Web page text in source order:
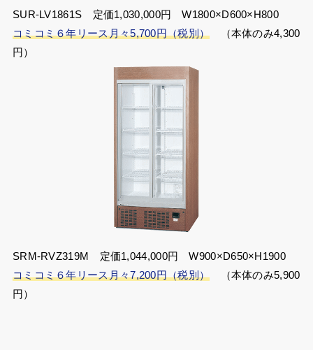
SUR-LV1861S 定価1,030,000円 W1800×D600×H800
コミコミ６年リース月々5,700円（税別） （本体のみ4,300
円）
SRM-RVZ319M 定価1,044,000円 W900×D650×H1900
コミコミ６年リース月々7,200円（税別） （本体のみ5,900
円）